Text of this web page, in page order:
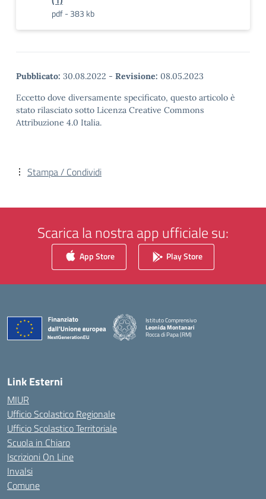
pdf - 383 kb
Pubblicato: 30.08.2022 - Revisione: 08.05.2023
Eccetto dove diversamente specificato, questo articolo è
stato rilasciato sotto Licenza Creative Commons
Attribuzione 4.0 Italia.
Stampa / Condividi
Scarica la nostra app ufficiale su:
App Store Play Store
Istituto Comprensivo
Leonida Montanari
Rocca di Papa (RM)
— Visita la pagina iniziale della scuola
Link Esterni
MIUR
Ufficio Scolastico Regionale
Ufficio Scolastico Territoriale
Scuola in Chiaro
Iscrizioni On Line
Invalsi
Comune